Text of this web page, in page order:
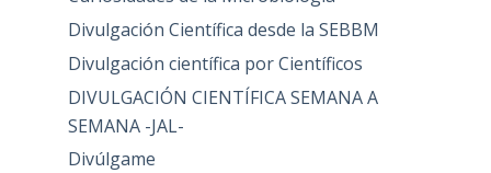
Divulgación Científica desde la SEBBM
Divulgación científica por Científicos
DIVULGACIÓN CIENTÍFICA SEMANA A
SEMANA -JAL-
Divúlgame